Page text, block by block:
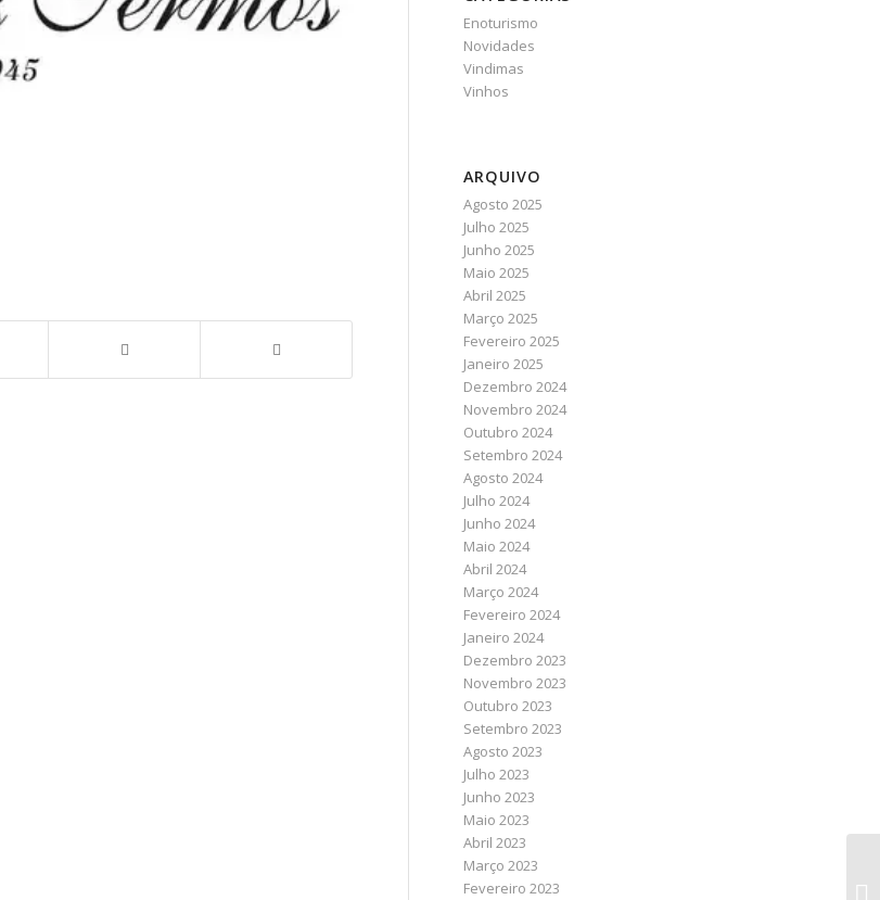
Enoturismo
Novidades
Vindimas
Vinhos
ARQUIVO
Agosto 2025
Julho 2025
Junho 2025
Maio 2025
Abril 2025
Março 2025
Fevereiro 2025
Janeiro 2025
Dezembro 2024
Novembro 2024
Outubro 2024
Setembro 2024
Agosto 2024
Julho 2024
Junho 2024
Maio 2024
Abril 2024
Março 2024
Fevereiro 2024
Janeiro 2024
Dezembro 2023
Novembro 2023
Outubro 2023
Setembro 2023
Agosto 2023
Julho 2023
Junho 2023
Maio 2023
Abril 2023
Março 2023
Fevereiro 2023